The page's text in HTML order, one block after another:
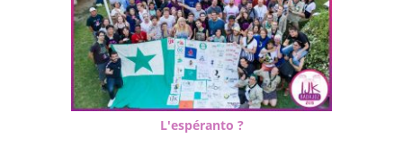
L'espéranto ?